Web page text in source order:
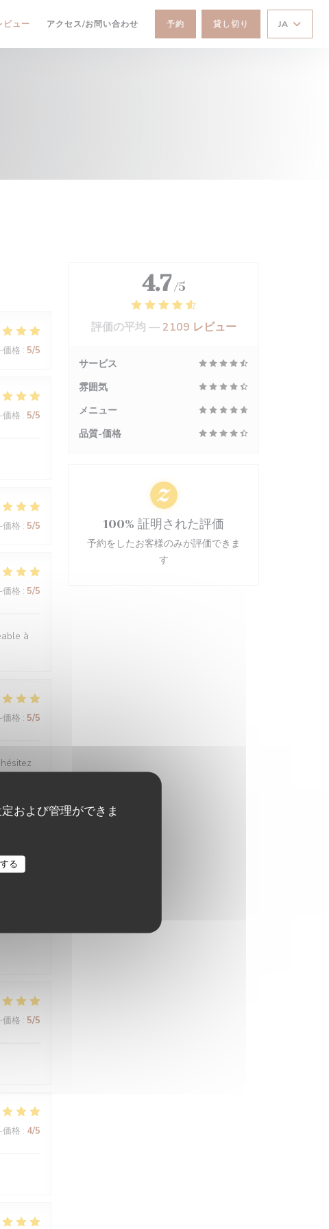
および管理ができま
る
ビュー アクセス/お問い合わせ 予約 貸し切り JA
格 : 5/5
格 : 5/5
格 : 5/5
格 : 5/5
à
格 : 5/5
価格 : 5/5
格 : 4/5
4.7 /5
評価の平均 —2109 レビュー
サービス
雰囲気
メニュー
品質-価格
100% 証明された評価
予約をしたお客様のみが評価できま
す